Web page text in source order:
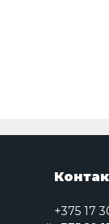
+375 17